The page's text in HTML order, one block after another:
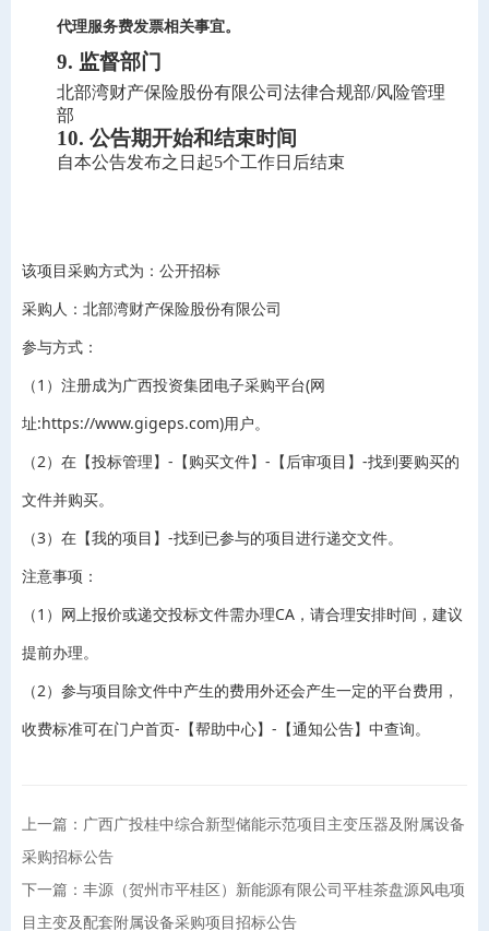
代理服务费发票相关事宜。
9. 监督部门
北部湾财产保险股份有限公司 法律合规部/风险管理
部
10. 公告期开始和结束时间
自本公告发布之日起5个工作日后结束
该项目采购方式为：公开招标
采购人：北部湾财产保险股份有限公司
参与方式：
（1）注册成为广西投资集团电子采购平台(网
址:https://www.gigeps.com)用户。
（2）在【投标管理】-【购买文件】-【后审项目】-找到要购买的
文件并购买。
（3）在【我的项目】-找到已参与的项目进行递交文件。
注意事项：
（1）网上报价或递交投标文件需办理CA，请合理安排时间，建议
提前办理。
（2）参与项目除文件中产生的费用外还会产生一定的平台费用，
收费标准可在门户首页-【帮助中心】-【通知公告】中查询。
上一篇：广西广投桂中综合新型储能示范项目主变压器及附属设备
采购招标公告
下一篇：丰源（贺州市平桂区）新能源有限公司平桂茶盘源风电项
目主变及配套附属设备采购项目招标公告